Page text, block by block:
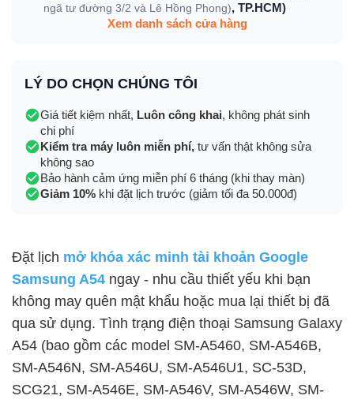
ngã tư đường 3/2 và Lê Hồng Phong), TP.HCM)
Xem danh sách cửa hàng
LÝ DO CHỌN CHÚNG TÔI
Giá tiết kiệm nhất, Luôn công khai, không phát sinh
chi phí
Kiểm tra máy luôn miễn phí, tư vấn thật không sửa
không sao
Bảo hành cảm ứng miễn phí 6 tháng (khi thay màn)
Giảm 10% khi đặt lịch trước (giảm tối đa 50.000đ)
Đặt lịch mở khóa xác minh tài khoản Google
Samsung A54 ngay - nhu cầu thiết yếu khi bạn
không may quên mật khẩu hoặc mua lại thiết bị đã
qua sử dụng. Tình trạng điện thoại Samsung Galaxy
A54 (bao gồm các model SM-A5460, SM-A546B,
SM-A546N, SM-A546U, SM-A546U1, SC-53D,
SCG21, SM-A546E, SM-A546V, SM-A546W, SM-